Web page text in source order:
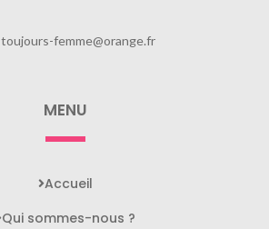
toujours-femme@orange.fr
MENU
Accueil
Qui sommes-nous ?